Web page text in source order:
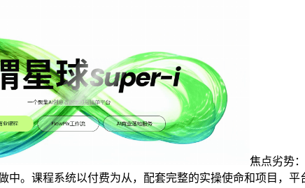
焦点劣势
中。课程系统以付费为从，配套完整的实操使命和项目，